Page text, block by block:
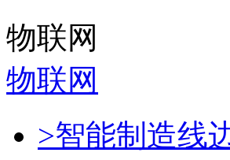
物联网
物联网
>智能制造线